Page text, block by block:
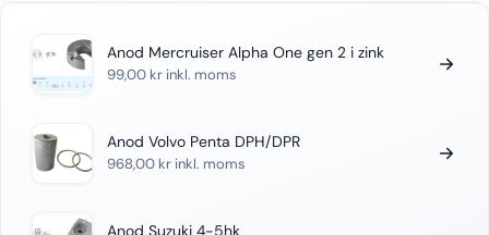
Anod Mercruiser Alpha One gen 2 i zink
99,00 kr inkl. moms
Anod Volvo Penta DPH/DPR
968,00 kr inkl. moms
Anod Suzuki 4-5hk